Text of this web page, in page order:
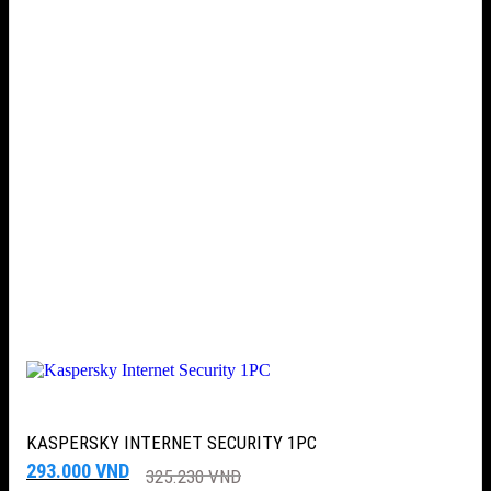
KASPERSKY INTERNET SECURITY 1PC
325.230VND
Giá
293.000VND
Giá